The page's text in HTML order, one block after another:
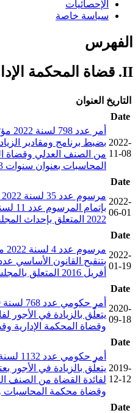
الإحصائيات
سياسة خاصة
الفهرس
II. قضاة المحكمة الإدارية
التاريخ العنوان
Date
2022-
11-08
بضبط برنامج ومقادير
من الصنف العدلي وقضاة
المحاسبات بعنوان سنوات 2023 و2024 و2025
Date
2022-
06-01
2022 المتعلق بإحداث المجلس الأعلى المؤقت للقضاء
Date
2022-
01-19
أفريل 2016 المتعلق بالمجلس الأعلى للقضاء
Date
2020-
09-18 يتعلّق بالزيادة في الأجور
وقضاة المحكمة الإدارية
Date
2019-
12-12
يتعلّق بالزيادة في الأجور
لفائدة القضاة من الصنف
وقضاة محكمة المحاسبات
Date